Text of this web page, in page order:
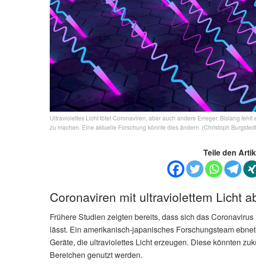
Ultraviolettes Licht tötet Coronaviren, aber auch andere Erreger. Bislang
zu machen. Eine aktuelle Forschung könnte dies ändern. (Christoph
Teile den
Coronaviren mit ultraviolettem Licht
Frühere Studien zeigten bereits, dass sich das
lässt. Ein amerikanisch-japanisches Forschungsteam
Geräte, die ultraviolettes Licht erzeugen. Diese könnten
Bereichen genutzt werden.